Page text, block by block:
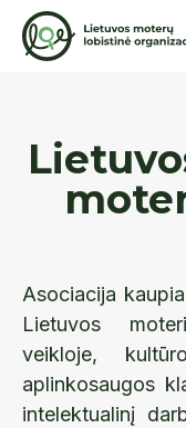
Asociacija
Lietuvos
veikloje,
aplinkosaugos
intelektualinį